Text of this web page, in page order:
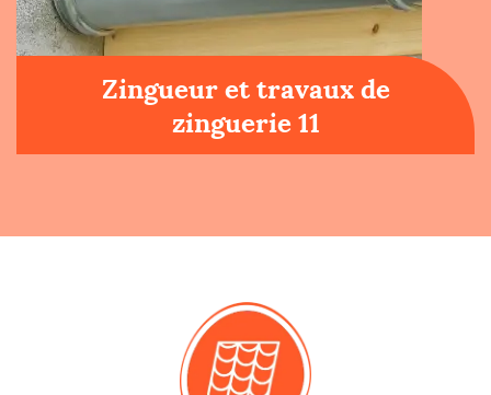
Zingueur et travaux de
zinguerie 11